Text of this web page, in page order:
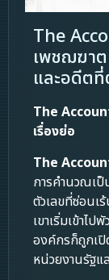
The
เพชฌฆา
และอดีต
The
เรื่องย่อ
The
การคำนวณเป็
ตัวเลขที่ซ่อนเ
เขาเริ่มเข้าไ
องค์กรก็ถูกเปิ
หน่วยงานรัฐแ